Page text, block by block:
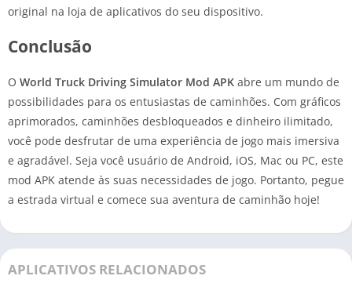
original na loja de aplicativos do seu dispositivo.
Conclusão
O World Truck Driving Simulator Mod APK abre um mundo de
possibilidades para os entusiastas de caminhões. Com gráficos
aprimorados, caminhões desbloqueados e dinheiro ilimitado,
você pode desfrutar de uma experiência de jogo mais imersiva
e agradável. Seja você usuário de Android, iOS, Mac ou PC, este
mod APK atende às suas necessidades de jogo. Portanto, pegue
a estrada virtual e comece sua aventura de caminhão hoje!
APLICATIVOS RELACIONADOS